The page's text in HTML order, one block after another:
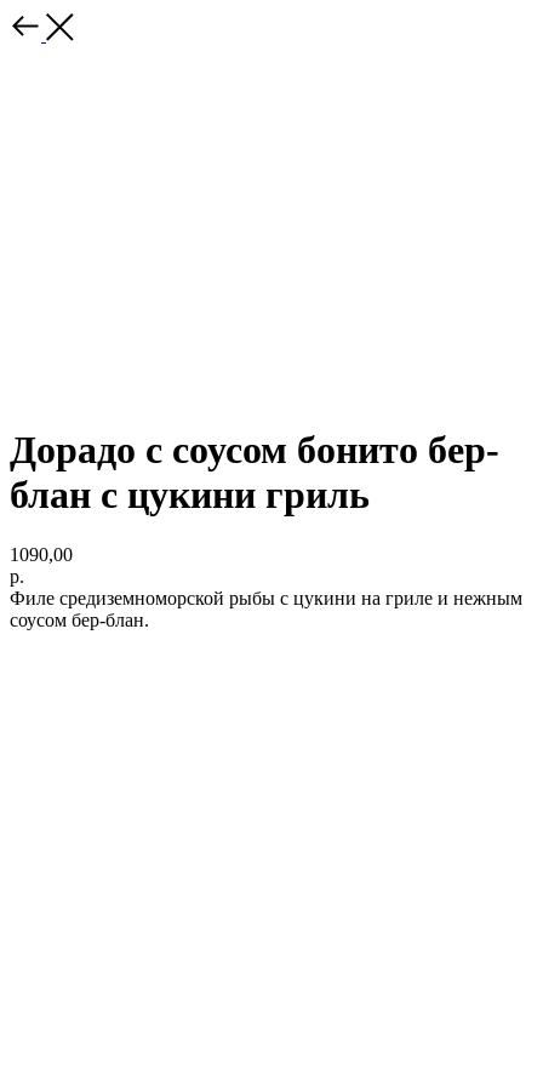
Дорадо с соусом бонито бер-
блан с цукини гриль
1090,00
р.
Филе средиземноморской рыбы с цукини на гриле и нежным
соусом бер-блан.